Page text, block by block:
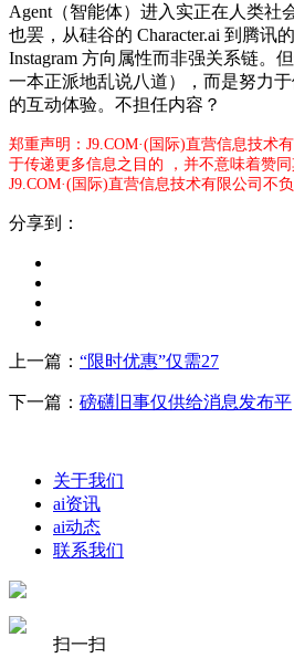
Agent（智能体）进入实正在人类社
也罢，从硅谷的 Character.ai 到腾讯
Instagram 方向属性而非强关系链。
一本正派地乱说八道），而是努力
的互动体验。不担任内容？
郑重声明：J9.COM·(国际)直营信息技术
于传递更多信息之目的 ，并不意味着赞同
J9.COM·(国际)直营信息技术有限公司不
分享到：
上一篇： “限时优惠”仅需27
下一篇： 磅礴旧事仅供给消息发布平
关于我们
ai资讯
ai动态
联系我们
扫一扫